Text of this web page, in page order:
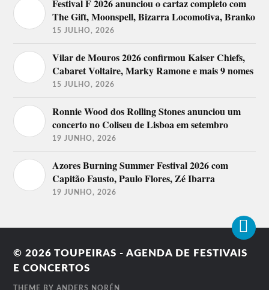
Festival F 2026 anunciou o cartaz completo com
The Gift, Moonspell, Bizarra Locomotiva, Branko
15 JULHO, 2026
Vilar de Mouros 2026 confirmou Kaiser Chiefs,
Cabaret Voltaire, Marky Ramone e mais 9 nomes
15 JULHO, 2026
Ronnie Wood dos Rolling Stones anunciou um
concerto no Coliseu de Lisboa em setembro
19 JUNHO, 2026
Azores Burning Summer Festival 2026 com
Capitão Fausto, Paulo Flores, Zé Ibarra
19 JUNHO, 2026
© 2026TOUPEIRAS - AGENDA DE FESTIVAIS
E CONCERTOS
THEME BYANDERS NORÉN